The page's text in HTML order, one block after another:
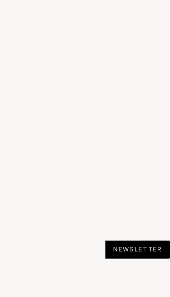
NEWSLETTER